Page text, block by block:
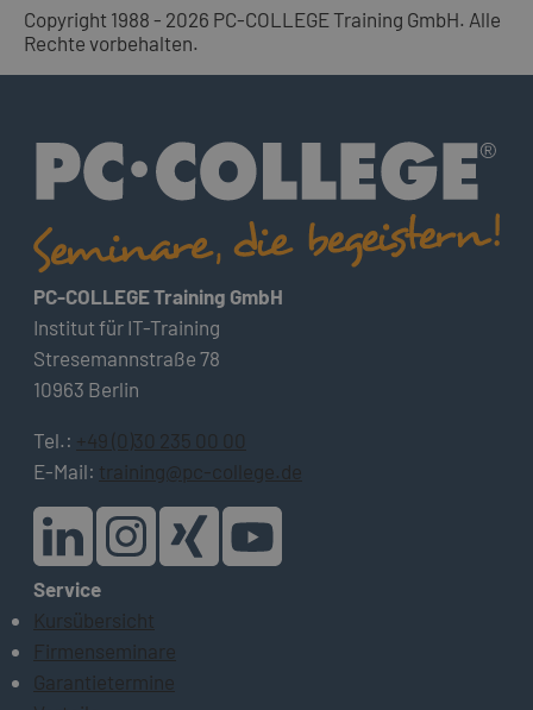
Copyright 1988 - 2026 PC-COLLEGE Training GmbH. Alle
Rechte vorbehalten.
PC-COLLEGE Training GmbH
Institut für IT-Training
Stresemannstraße 78
10963 Berlin
Tel.: +49 (0)30 235 00 00
E-Mail: training@pc-college.de
Service
Kursübersicht
Firmenseminare
Garantietermine